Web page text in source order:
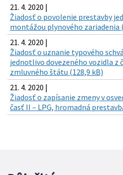
21. 4. 2020 |
Žiadosť o povolenie prestavby
montážou plynového zariadenia
21. 4. 2020 |
Žiadosť o uznanie typového
jednotlivo dovezeného vozidla z
zmluvného štátu (128,9 kB)
21. 4. 2020 |
Žiadosť o zapísanie zmeny v
časť II – LPG, hromadná